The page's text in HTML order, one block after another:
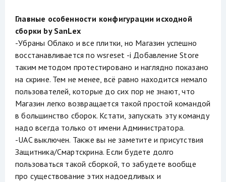
Главные особенности конфигурации исходной
сборки by SanLex
-Убраны Облако и все плитки, но Магазин успешно
восстанавливается по wsreset -i Добавление Store
таким методом протестировано и наглядно показано
на скрине. Тем не менее, всё равно находится немало
пользователей, которые до сих пор не знают, что
Магазин легко возвращается такой простой командой
в большинство сборок. Кстати, запускать эту команду
надо всегда только от имени Администратора.
-UAC выключен. Также вы не заметите и присутствия
Защитника/Смартскрина. Если будете долго
пользоваться такой сборкой, то забудете вообще
про существование этих надоедливых и